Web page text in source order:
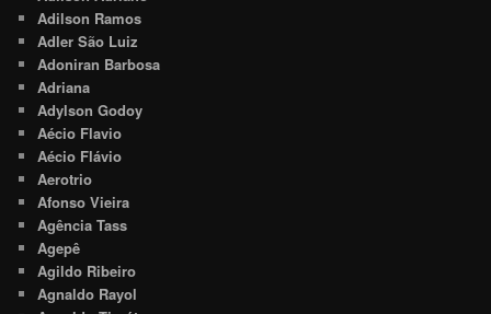
Adilson Ramos
Adler São Luiz
Adoniran Barbosa
Adriana
Adylson Godoy
Aécio Flavio
Aécio Flávio
Aerotrio
Afonso Vieira
Agência Tass
Agepê
Agildo Ribeiro
Agnaldo Rayol